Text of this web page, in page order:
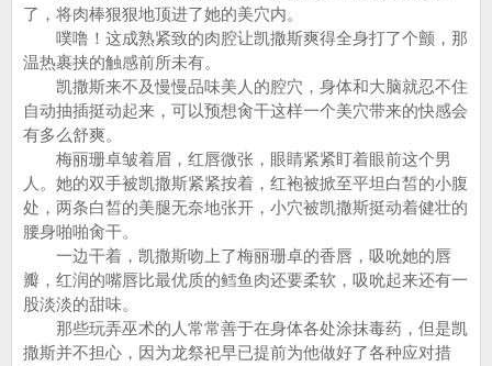
了，将肉棒狠狠地顶进了她的美穴内。
噗噜！这成熟紧致的肉腔让凯撒斯爽得全身打了个颤，那
温热裹挟的触感前所未有。
凯撒斯来不及慢慢品味美人的腔穴，身体和大脑就忍不住
自动抽插挺动起来，可以预想肏干这样一个美穴带来的快感会
有多么舒爽。
梅丽珊卓皱着眉，红唇微张，眼睛紧紧盯着眼前这个男
人。她的双手被凯撒斯紧紧按着，红袍被掀至平坦白皙的小腹
处，两条白皙的美腿无奈地张开，小穴被凯撒斯挺动着健壮的
腰身啪啪肏干。
一边干着，凯撒斯吻上了梅丽珊卓的香唇，吸吮她的唇
瓣，红润的嘴唇比最优质的鳕鱼肉还要柔软，吸吮起来还有一
股淡淡的甜味。
那些玩弄巫术的人常常善于在身体各处涂抹毒药，但是凯
撒斯并不担心，因为龙祭祀早已提前为他做好了各种应对措